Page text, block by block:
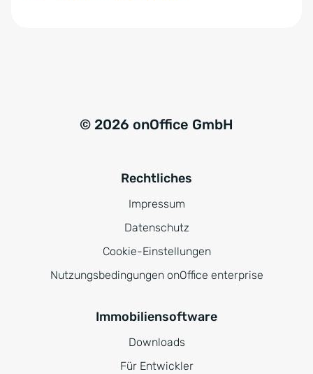
© 2026 onOffice GmbH
Rechtliches
Impressum
Datenschutz
Cookie-Einstellungen
Nutzungsbedingungen onOffice enterprise
Immobiliensoftware
Downloads
Für Entwickler